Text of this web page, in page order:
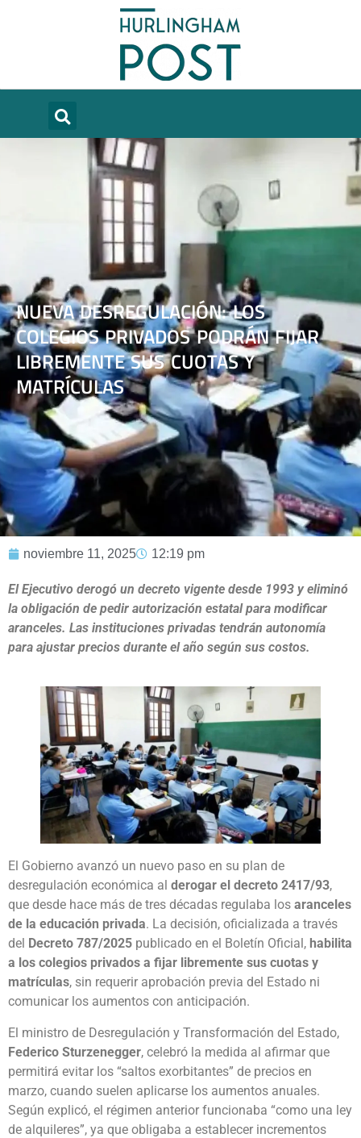
NUEVA DESREGULACIÓN: LOS
COLEGIOS PRIVADOS PODRÁN FIJAR
LIBREMENTE SUS CUOTAS Y
MATRÍCULAS
noviembre 11, 2025 12:19 pm
El Ejecutivo derogó un decreto vigente desde 1993 y eliminó
la obligación de pedir autorización estatal para modificar
aranceles. Las instituciones privadas tendrán autonomía
para ajustar precios durante el año según sus costos.
El Gobierno avanzó un nuevo paso en su plan de
desregulación económica al derogar el decreto 2417/93,
que desde hace más de tres décadas regulaba los aranceles
de la educación privada. La decisión, oficializada a través
del Decreto 787/2025 publicado en el Boletín Oficial, habilita
a los colegios privados a fijar libremente sus cuotas y
matrículas, sin requerir aprobación previa del Estado ni
comunicar los aumentos con anticipación.
El ministro de Desregulación y Transformación del Estado,
Federico Sturzenegger, celebró la medida al afirmar que
permitirá evitar los “saltos exorbitantes” de precios en
marzo, cuando suelen aplicarse los aumentos anuales.
Según explicó, el régimen anterior funcionaba “como una ley
de alquileres”, ya que obligaba a establecer incrementos